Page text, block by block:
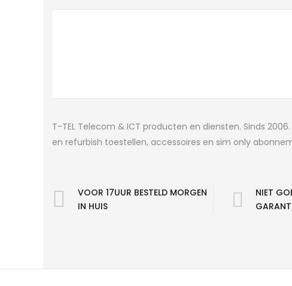
T-TEL Telecom & ICT producten en diensten. Sinds
en refurbish toestellen, accessoires en sim only
VOOR 17UUR BESTELD MORGEN
IN HUIS
NIET